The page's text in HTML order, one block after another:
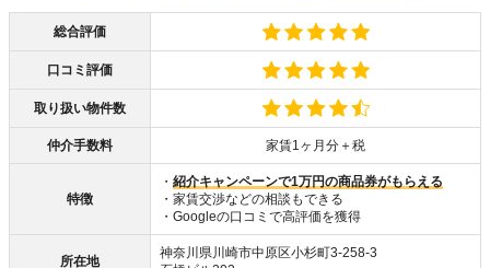
総合評価
口コミ評価
取り扱い物件数
仲介手数料 家賃1ヶ月分＋税
特徴
・ 紹介キャンペーンで1万円の商品券がもらえる
・家賃交渉などの相談もできる
・Googleの口コミで高評価を獲得
所在地
神奈川県川崎市中原区小杉町3-258-3